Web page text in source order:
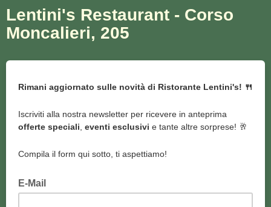
Lentini's Restaurant - Corso
Moncalieri, 205
Rimani aggiornato sulle novità di Ristorante Lentini's! 🍴
Iscriviti alla nostra newsletter per ricevere in anteprima
offerte speciali eventi esclusivi e tante altre sorprese! 🥂
Compila il form qui sotto, ti aspettiamo!
E-Mail